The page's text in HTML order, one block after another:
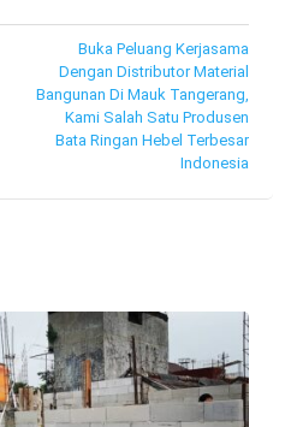
Buka Peluang Kerjasama
Dengan Distributor Material
Bangunan Di Mauk Tangerang,
Kami Salah Satu Produsen
Bata Ringan Hebel Terbesar
Indonesia